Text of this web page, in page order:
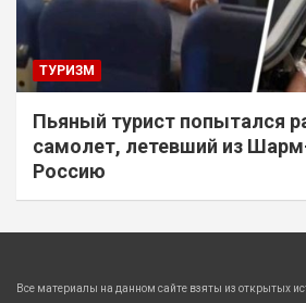
ТУРИЗМ
Пьяный турист попытался
самолет, летевший из
Россию
Все материалы на данном сайте взяты из открытых